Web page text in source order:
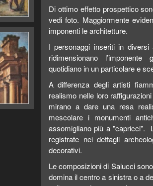
Di ottimo effetto prospettico
vedi foto. Maggiormente
imponenti le architetture.
I personaggi inseriti in diversi
ridimensionano
quotidiano in un particolare e
A differenza degli artisti
realismo nelle loro
mirano a dare una resa
mescolare i monumenti
assomigliano più a "capricci".
registrate nei dettagli
decorativi.
Le composizioni di Salucci
domina il centro a sinistra o a